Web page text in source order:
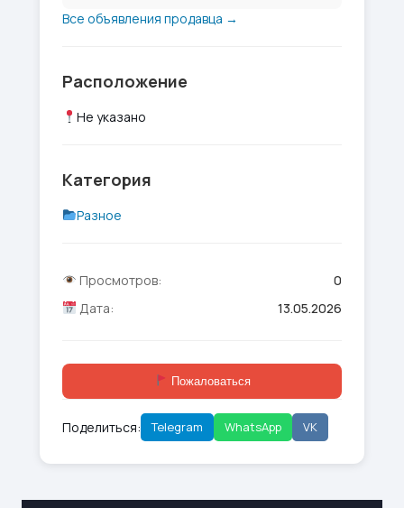
Все объявления продавца →
Расположение
Не указано
Категория
Разное
Просмотров:
0
Дата:
13.05.2026
Пожаловаться
Поделиться: Telegram WhatsApp VK